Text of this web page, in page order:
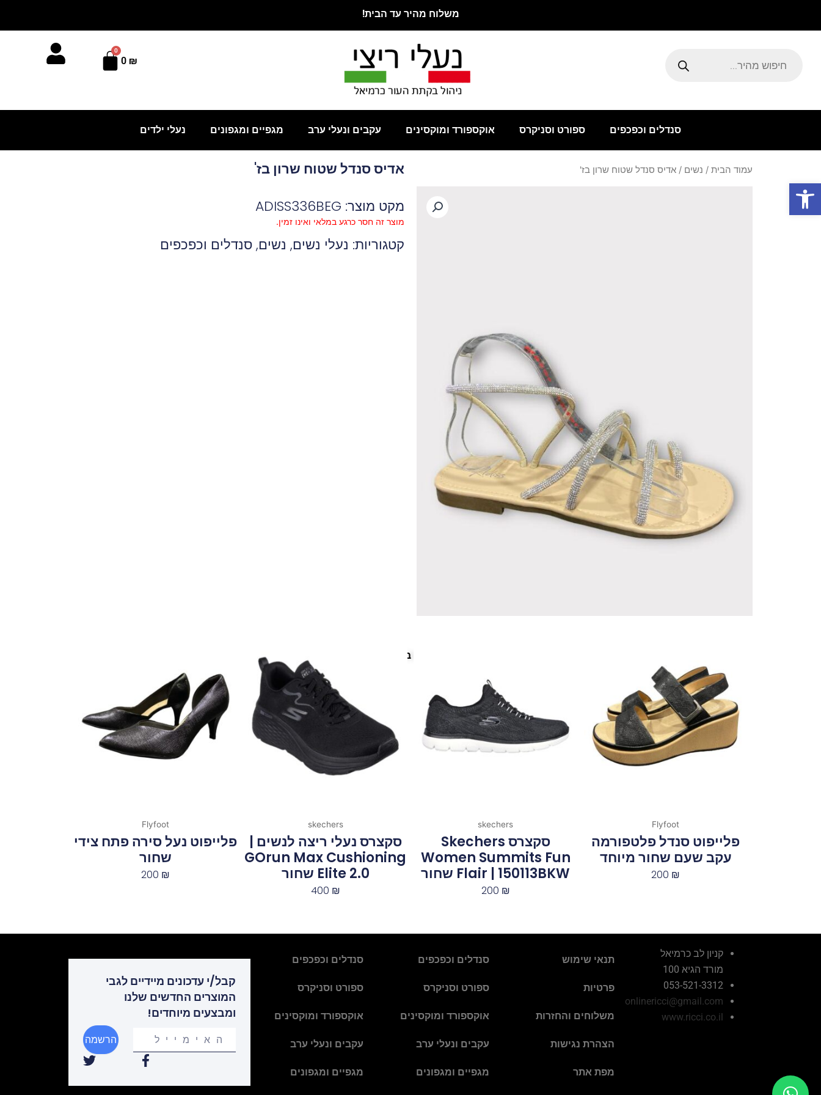
פתח סרגל נגישות
משלוח מהיר עד הבית!
0 ₪
0
עגלת
סנדלים וכפכפים ספורט וסניקרס אוקספורד ומוקסינים עקבים ונעלי ערב מגפיים ומגפונים נעלי ילדים
עמוד הבית / נשים / אדיס סנדל שטוח שרון בז'
אדיס סנדל שטוח שרון בז'
מקט מוצר: ADISS336BEG
מוצר זה חסר כרגע במלאי ואינו זמין.
קטגוריות: נעלי נשים, נשים,סנדלים וכפכפים
פריטים נוספים במיוחד בשבילך
Flyfoot
פלייפוט סנדל פלטפורמה
עקב שעם שחור מיוחד
200 ₪
skechers
סקצרס Skechers
Women Summits Fun
Flair | 150113BKW‏ ‏שחור
200 ₪
skechers
סקצרס נעלי ריצה לנשים |
GOrun Max Cushioning
Elite 2.0 שחור
400 ₪
Flyfoot
פלייפוט נעל סירה פתח צידי
שחור
200 ₪
קניון לב כרמיאל
מורד הגיא 100
053-521-3312
onlinericci@gmail.com
www.ricci.co.il
תנאי שימוש
פרטיות
משלוחים והחזרות
הצהרת נגישות
מפת אתר
סנדלים וכפכפים
ספורט וסניקרס
אוקספורד ומוקסינים
עקבים ונעלי ערב
מגפיים ומגפונים
סנדלים וכפכפים
ספורט וסניקרס
אוקספורד ומוקסינים
עקבים ונעלי ערב
מגפיים ומגפונים
קבל/י עדכונים מיידיים לגבי
המוצרים החדשים שלנו
ומבצעים מיוחדים!
email
הרשמה
F
c
T
i